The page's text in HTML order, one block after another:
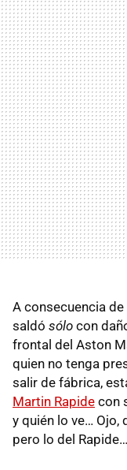
A consecuencia
saldó sólo con
frontal del Aston
quien no tenga
salir de fábrica,
Martin Rapide con
y quién lo ve… Ojo,
pero lo del Rapide…